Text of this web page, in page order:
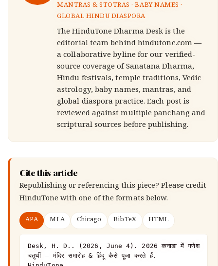
MANTRAS & STOTRAS · BABY NAMES ·
GLOBAL HINDU DIASPORA
The HinduTone Dharma Desk is the
editorial team behind hindutone.com —
a collaborative byline for our verified-
source coverage of Sanatana Dharma,
Hindu festivals, temple traditions, Vedic
astrology, baby names, mantras, and
global diaspora practice. Each post is
reviewed against multiple panchang and
scriptural sources before publishing.
Cite this article
Republishing or referencing this piece? Please credit
HinduTone with one of the formats below.
APA MLA Chicago BibTeX HTML
Desk, H. D.. (2026, June 4). 2026 कनाडा में गणेश
चतुर्थी — मंदिर समारोह & हिंदू कैसे पूजा करते हैं.